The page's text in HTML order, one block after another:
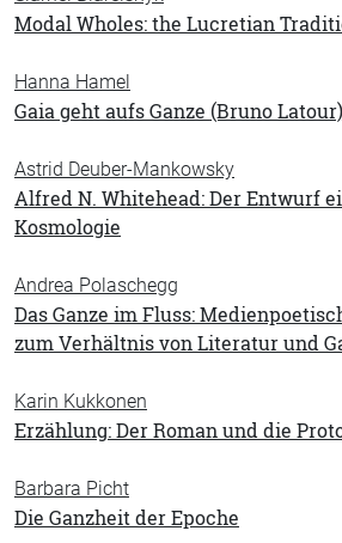
Modal Wholes: the Lucretian
Hanna Hamel
Gaia geht aufs Ganze (Bruno Latour)
Astrid Deuber-Mankowsky
Alfred N. Whitehead: Der Entwurf
Kosmologie
Andrea Polaschegg
Das Ganze im Fluss:
zum Verhältnis von Literatur und
Karin Kukkonen
Erzählung: Der Roman und die
Barbara Picht
Die Ganzheit der Epoche